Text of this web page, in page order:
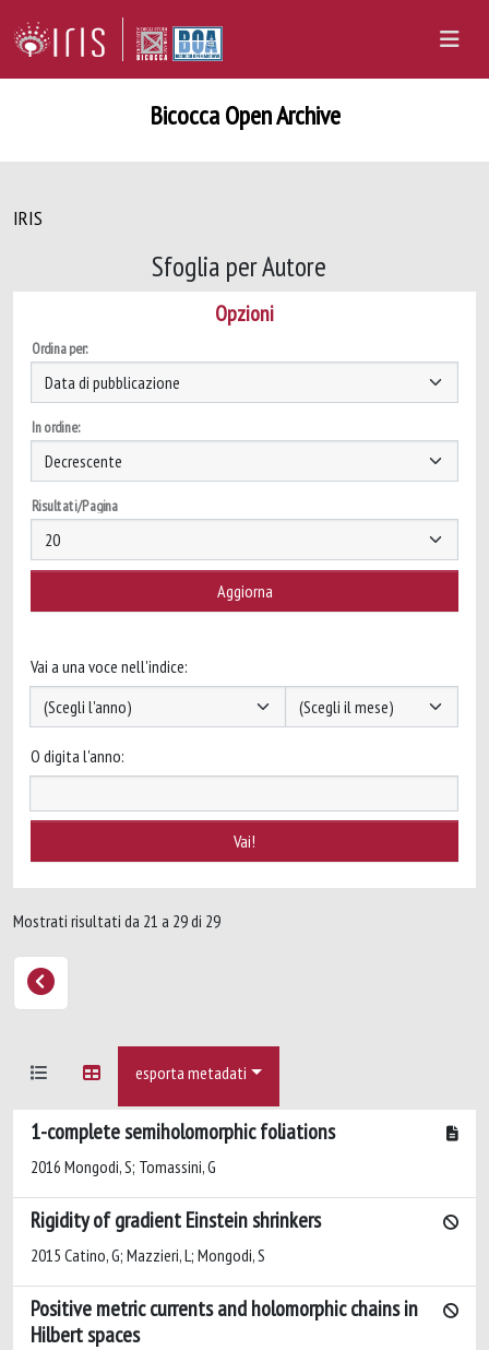
Bicocca Open Archive
IRIS
Sfoglia per Autore
Opzioni
Ordina per:
In ordine:
Risultati/Pagina
Vai a una voce nell'indice:
O digita l'anno:
Mostrati risultati da 21 a 29 di 29
esporta metadati
1-complete semiholomorphic foliations
2016 Mongodi, S; Tomassini, G
Rigidity of gradient Einstein shrinkers
2015 Catino, G; Mazzieri, L; Mongodi, S
Positive metric currents and holomorphic chains in
Hilbert spaces